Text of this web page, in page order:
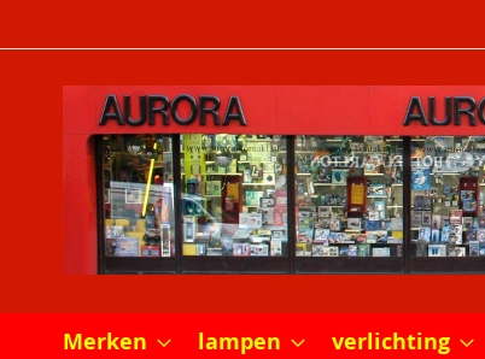
naar
inhoud
Merken lampen verlichting